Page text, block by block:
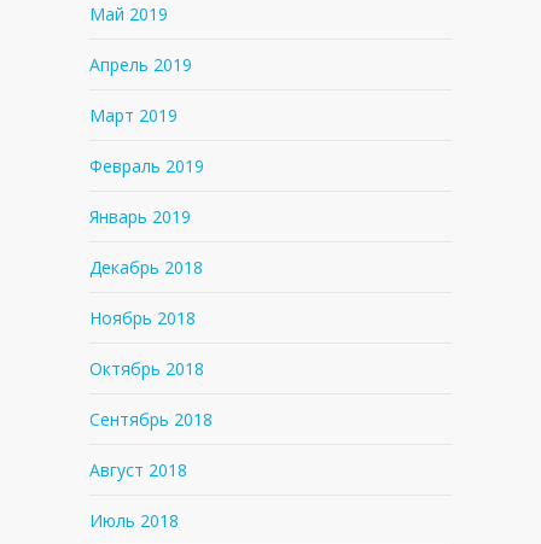
Май 2019
Апрель 2019
Март 2019
Февраль 2019
Январь 2019
Декабрь 2018
Ноябрь 2018
Октябрь 2018
Сентябрь 2018
Август 2018
Июль 2018